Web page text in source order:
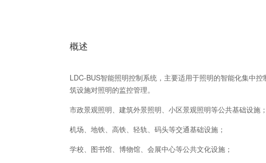
概述
LDC-BUS智能照明控制系统，主要适用于照明的智能化集中
筑设施对照明的监控管理。
市政景观照明、建筑外景照明、小区景观照明等公共基础设施；
机场、地铁、高铁、轻轨、码头等交通基础设施；
学校、图书馆、博物馆、会展中心等公共文化设施；